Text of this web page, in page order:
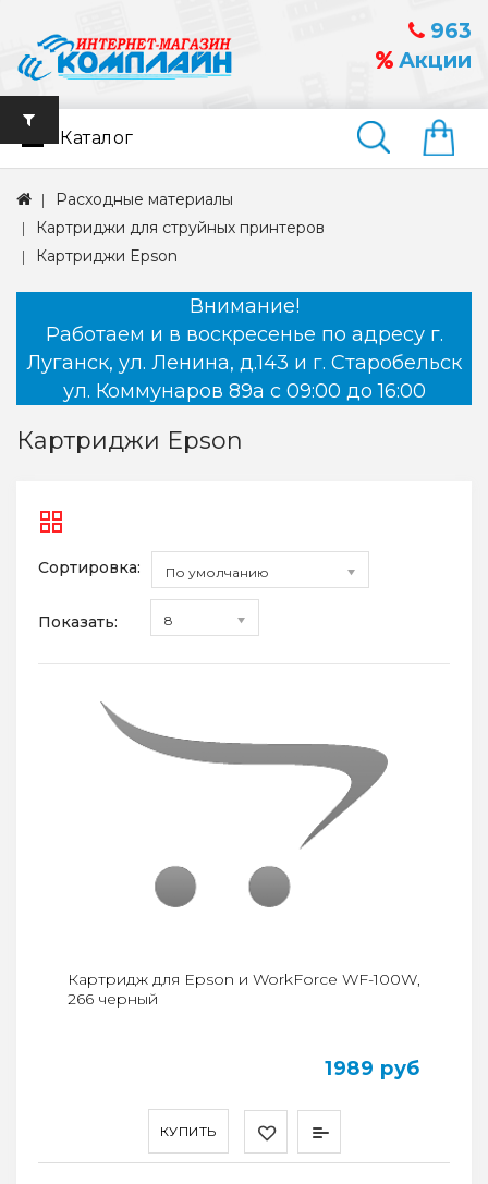
963
Акции
Найти
Каталог
Расходные материалы
Картриджи для струйных принтеров
Картриджи Epson
Внимание!
Работаем и в воскресенье по адресу г.
Луганск, ул. Ленина, д.143 и г. Старобельск
ул. Коммунаров 89а с 09:00 до 16:00
Картриджи Epson
Сортировка: По умолчанию
Показать: 8
КУПИТЬ
Картридж для Epson и WorkForce WF-100W,
266 черный
1989 руб